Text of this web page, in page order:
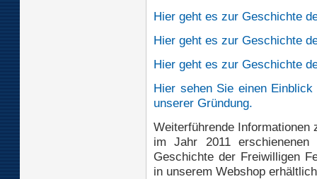
Hier geht es zur Geschichte
Hier geht es zur Geschichte
Hier geht es zur Geschichte
Hier sehen Sie einen
unserer Gründung.
Weiterführende
im Jahr 2011 erschienenen
Geschichte der Freiwilligen
in unserem Webshop